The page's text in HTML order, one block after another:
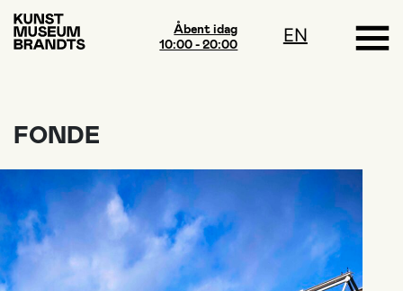
Åbent idag
10:00 - 20:00
EN
FONDE